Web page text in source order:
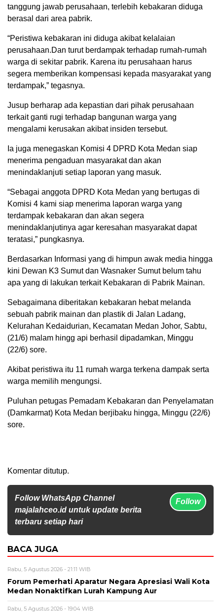
tanggung jawab perusahaan, terlebih kebakaran diduga
berasal dari area pabrik.
“Peristiwa kebakaran ini diduga akibat kelalaian
perusahaan.Dan turut berdampak terhadap rumah-rumah
warga di sekitar pabrik. Karena itu perusahaan harus
segera memberikan kompensasi kepada masyarakat yang
terdampak,” tegasnya.
Jusup berharap ada kepastian dari pihak perusahaan
terkait ganti rugi terhadap bangunan warga yang
mengalami kerusakan akibat insiden tersebut.
Ia juga menegaskan Komisi 4 DPRD Kota Medan siap
menerima pengaduan masyarakat dan akan
menindaklanjuti setiap laporan yang masuk.
“Sebagai anggota DPRD Kota Medan yang bertugas di
Komisi 4 kami siap menerima laporan warga yang
terdampak kebakaran dan akan segera
menindaklanjutinya agar keresahan masyarakat dapat
teratasi,” pungkasnya.
Berdasarkan Informasi yang di himpun awak media hingga
kini Dewan K3 Sumut dan Wasnaker Sumut belum tahu
apa yang di lakukan terkait Kebakaran di Pabrik Mainan.
Sebagaimana diberitakan kebakaran hebat melanda
sebuah pabrik mainan dan plastik di Jalan Ladang,
Kelurahan Kedaidurian, Kecamatan Medan Johor, Sabtu,
(21/6) malam hingg api berhasil dipadamkan, Minggu
(22/6) sore.
Akibat peristiwa itu 11 rumah warga terkena dampak serta
warga memilih mengungsi.
Puluhan petugas Pemadam Kebakaran dan Penyelamatan
(Damkarmat) Kota Medan berjibaku hingga, Minggu (22/6)
sore.
Komentar ditutup.
Follow WhatsApp Channel
majalahceo.id untuk update berita
terbaru setiap hari
Follow
BACA JUGA
Rabu, 5 Agustus 2026 - 21:11 WIB
Forum Pemerhati Aparatur Negara Apresiasi Wali Kota
Medan Nonaktifkan Lurah Kampung Aur
Rabu, 5 Agustus 2026 - 19:04 WIB